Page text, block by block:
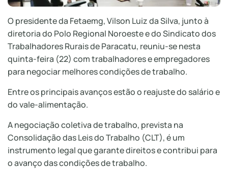
O presidente da Fetaemg, Vilson Luiz da Silva, junto à
diretoria do Polo Regional Noroeste e do Sindicato dos
Trabalhadores Rurais de Paracatu, reuniu-se nesta
quinta-feira (22) com trabalhadores e empregadores
para negociar melhores condições de trabalho.
Entre os principais avanços estão o reajuste do salário e
do vale-alimentação.
A negociação coletiva de trabalho, prevista na
Consolidação das Leis do Trabalho (CLT), é um
instrumento legal que garante direitos e contribui para
o avanço das condições de trabalho.